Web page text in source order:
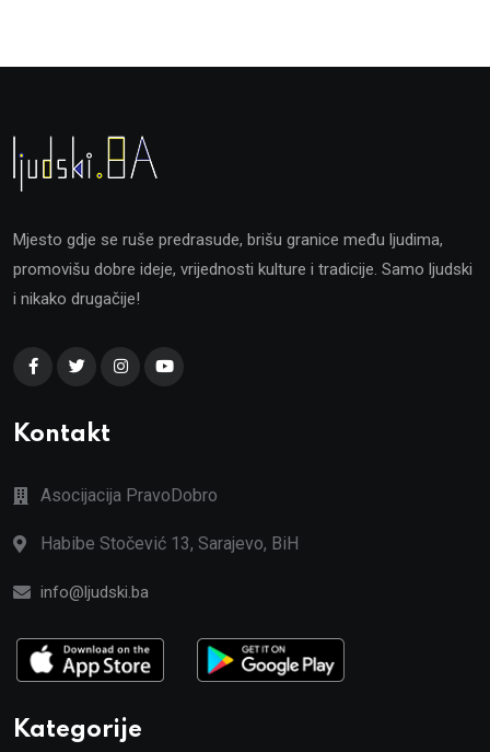
Mjesto gdje se ruše predrasude, brišu granice među ljudima,
promovišu dobre ideje, vrijednosti kulture i tradicije. Samo ljudski
i nikako drugačije!
Kontakt
Asocijacija PravoDobro
Habibe Stočević 13, Sarajevo, BiH
info@ljudski.ba
Kategorije